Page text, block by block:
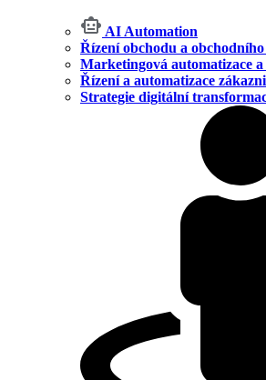
AI Automation
Řízení obchodu a
Marketingová automatizace a
Řízení a automatizace
Strategie digitální